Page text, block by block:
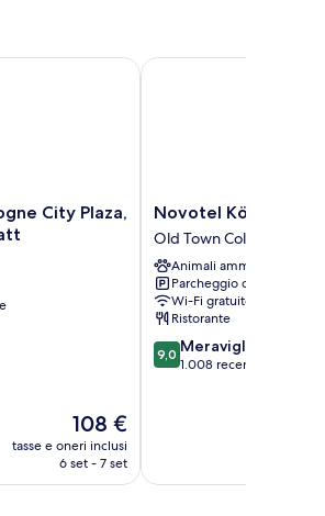
City Plaza,
Il
prezzo
attuale
108 €
tasse e oneri inclusi
6 set - 7 set
City Plaza, part of JdV by Hyatt
Novotel
Köln
City
Old
Town
Cologne
Novotel Köln City
Old Town Cologne
Animali ammessi
Parcheggio disponibile
Wi-Fi gratuito
Ristorante
9.0
su
9,0 Meraviglioso
1.008 recensioni
Novotel Köln City